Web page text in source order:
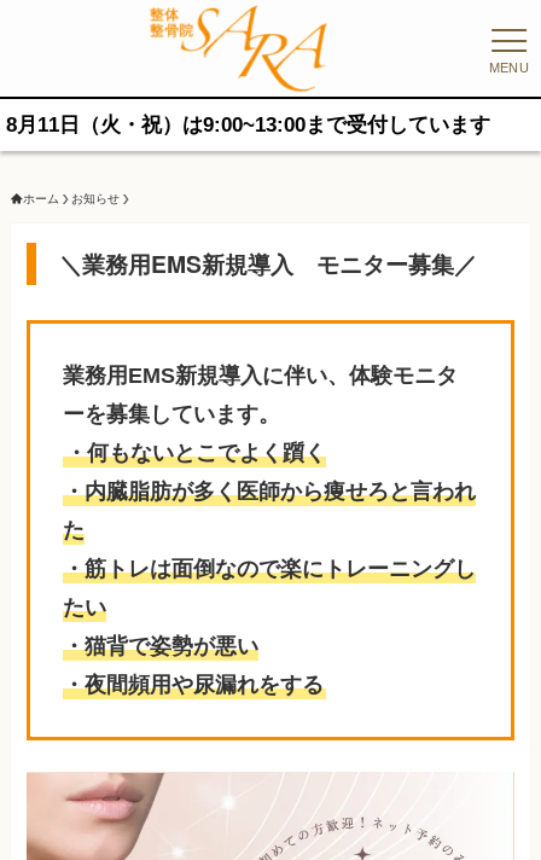
MENU
火・祝）は9:00~13:00まで受付しています
ホーム お知らせ
＼業務用EMS新規導入 モニター募集／
業務用EMS新規導入に伴い、体験モニタ
ーを募集しています。
・何もないとこでよく躓く
・内臓脂肪が多く医師から痩せろと言われ
た
・筋トレは面倒なので楽にトレーニングし
たい
・猫背で姿勢が悪い
・夜間頻用や尿漏れをする